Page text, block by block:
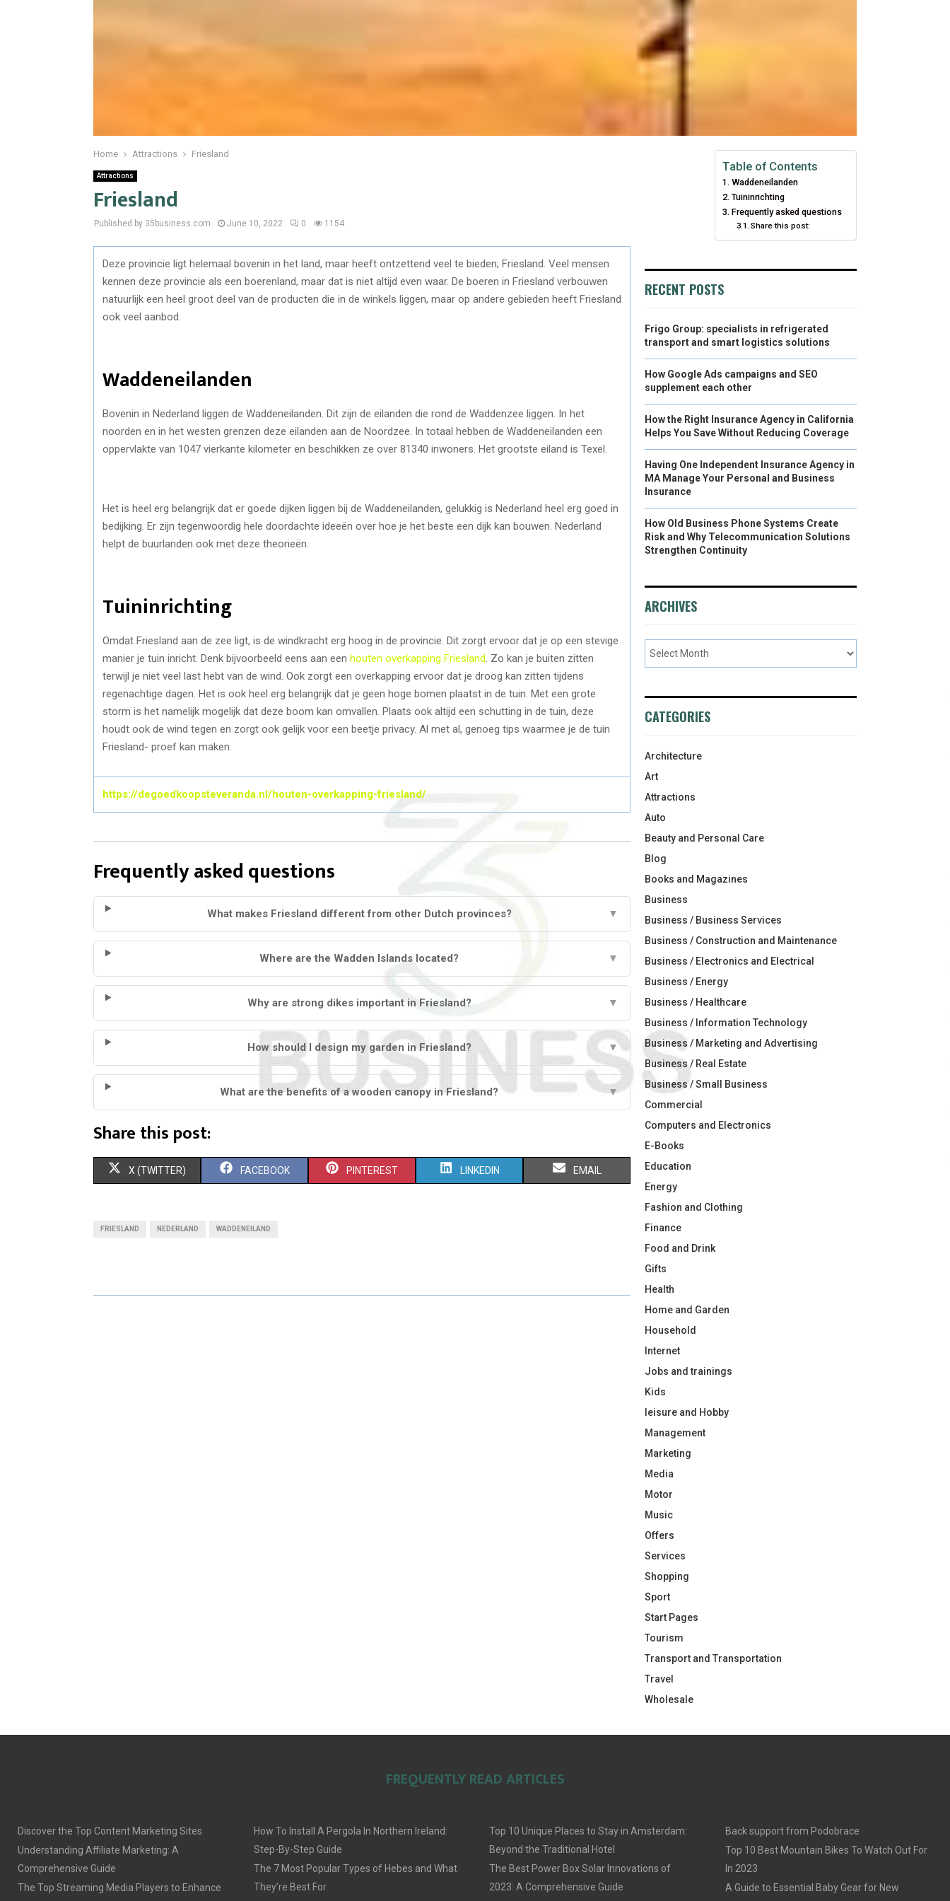
Home Attractions Friesland
Attractions
Friesland
Published by 35business.com June 10, 2022 0 1154
Deze provincie ligt helemaal bovenin in het land, maar heeft ontzettend veel te bieden; Friesland. Veel mensen
kennen deze provincie als een boerenland, maar dat is niet altijd even waar. De boeren in Friesland verbouwen
natuurlijk een heel groot deel van de producten die in de winkels liggen, maar op andere gebieden heeft Friesland
ook veel aanbod.
Waddeneilanden
Bovenin in Nederland liggen de Waddeneilanden. Dit zijn de eilanden die rond de Waddenzee liggen. In het
noorden en in het westen grenzen deze eilanden aan de Noordzee. In totaal hebben de Waddeneilanden een
oppervlakte van 1047 vierkante kilometer en beschikken ze over 81340 inwoners. Het grootste eiland is Texel.
Het is heel erg belangrijk dat er goede dijken liggen bij de Waddeneilanden, gelukkig is Nederland heel erg goed in
bedijking. Er zijn tegenwoordig hele doordachte ideeën over hoe je het beste een dijk kan bouwen. Nederland
helpt de buurlanden ook met deze theorieën.
Tuininrichting
Omdat Friesland aan de zee ligt, is de windkracht erg hoog in de provincie. Dit zorgt ervoor dat je op een stevige
manier je tuin inricht. Denk bijvoorbeeld eens aan een houten overkapping Friesland . Zo kan je buiten zitten
terwijl je niet veel last hebt van de wind. Ook zorgt een overkapping ervoor dat je droog kan zitten tijdens
regenachtige dagen. Het is ook heel erg belangrijk dat je geen hoge bomen plaatst in de tuin. Met een grote
storm is het namelijk mogelijk dat deze boom kan omvallen. Plaats ook altijd een schutting in de tuin, deze
houdt ook de wind tegen en zorgt ook gelijk voor een beetje privacy. Al met al, genoeg tips waarmee je de tuin
Friesland- proef kan maken.
https://degoedkoopsteveranda.nl/houten-overkapping-friesland/
Frequently asked questions
What makes Friesland different from other Dutch provinces? ▼
Where are the Wadden Islands located? ▼
Why are strong dikes important in Friesland? ▼
How should I design my garden in Friesland? ▼
What are the benefits of a wooden canopy in Friesland? ▼
Share this post:
S
O
X (TWITTER) S
O
FACEBOOK S
O
PINTEREST S
O
LINKEDIN S
O
EMAIL
FRIESLAND NEDERLAND WADDENEILAND
Table of Contents
Waddeneilanden
Tuininrichting
Frequently asked questions
Share this post:
RECENT POSTS
Frigo Group: specialists in refrigerated
transport and smart logistics solutions
How Google Ads campaigns and SEO
supplement each other
How the Right Insurance Agency in California
Helps You Save Without Reducing Coverage
Having One Independent Insurance Agency in
MA Manage Your Personal and Business
Insurance
How Old Business Phone Systems Create
Risk and Why Telecommunication Solutions
Strengthen Continuity
ARCHIVES
CATEGORIES
Architecture
Art
Attractions
Auto
Beauty and Personal Care
Blog
Books and Magazines
Business
Business / Business Services
Business / Construction and Maintenance
Business / Electronics and Electrical
Business / Energy
Business / Healthcare
Business / Information Technology
Business / Marketing and Advertising
Business / Real Estate
Business / Small Business
Commercial
Computers and Electronics
E-Books
Education
Energy
Fashion and Clothing
Finance
Food and Drink
Gifts
Health
Home and Garden
Household
Internet
Jobs and trainings
Kids
leisure and Hobby
Management
Marketing
Media
Motor
Music
Offers
Services
Shopping
Sport
Start Pages
Tourism
Transport and Transportation
Travel
Wholesale
FREQUENTLY READ ARTICLES
Discover the Top Content Marketing Sites
Understanding Affiliate Marketing: A
Comprehensive Guide
The Top Streaming Media Players to Enhance
How To Install A Pergola In Northern Ireland:
Step-By-Step Guide
The 7 Most Popular Types of Hebes and What
They’re Best For
Top 10 Unique Places to Stay in Amsterdam:
Beyond the Traditional Hotel
The Best Power Box Solar Innovations of
2023: A Comprehensive Guide
Back support from Podobrace
Top 10 Best Mountain Bikes To Watch Out For
In 2023
A Guide to Essential Baby Gear for New